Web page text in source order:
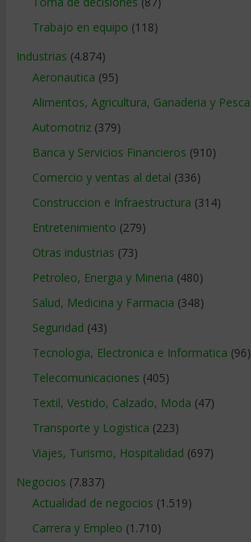
Trabajo en equipo (118)
Industrias (4.874)
Aeronautica (95)
Alimentos, Agricultura, Ganaderia y Pesca
Automotriz(379)
Banca y Servicios Financieros (910)
Comercio y ventas al detal (336)
Construccion e Infraestructura (314)
Entretenimiento (279)
Otras industrias (73)
Petroleo, Energia y Mineria (480)
Salud, Medicina y Farmacia (348)
Seguridad (43)
Tecnologia, Electronica e Informatica (96)
Telecomunicaciones (405)
Textil, Vestido, Calzado, Moda (47)
Transporte y Logistica (223)
Viajes, Turismo, Hospitalidad (697)
Negocios (7.837)
Actualidad de negocios (1.519)
Carrera y Empleo (1.710)